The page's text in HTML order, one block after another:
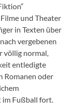
und Theater
in Texten über
vergebenen
völlig normal,
entledigte
Romanen oder
im Fußball fort.